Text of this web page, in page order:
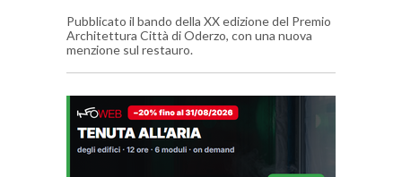
Pubblicato il bando della XX edizione del Premio
Architettura Città di Oderzo, con una nuova
menzione sul restauro.